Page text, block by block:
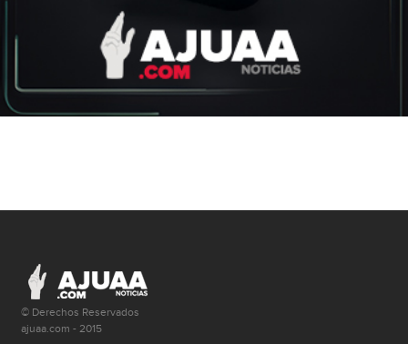
© Derechos Reservados
ajuaa.com - 2015